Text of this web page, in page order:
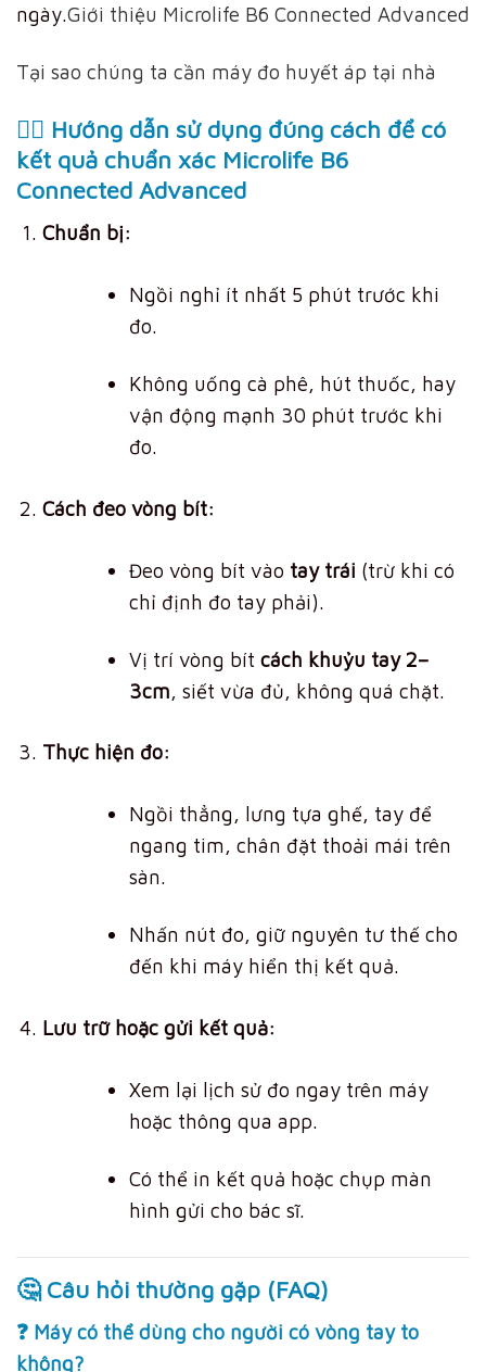
ngày.Giới thiệu Microlife B6 Connected Advanced
Tại sao chúng ta cần máy đo huyết áp tại nhà
🧑‍⚕️ Hướng dẫn sử dụng đúng cách để có
kết quả chuẩn xác Microlife B6
Connected Advanced
Chuẩn bị:
Ngồi nghỉ ít nhất 5 phút trước khi
đo.
Không uống cà phê, hút thuốc, hay
vận động mạnh 30 phút trước khi
đo.
Cách đeo vòng bít:
Đeo vòng bít vào tay trái (trừ khi có
chỉ định đo tay phải).
Vị trí vòng bít cách khuỷu tay 2–
3cm, siết vừa đủ, không quá chặt.
Thực hiện đo:
Ngồi thẳng, lưng tựa ghế, tay để
ngang tim, chân đặt thoải mái trên
sàn.
Nhấn nút đo, giữ nguyên tư thế cho
đến khi máy hiển thị kết quả.
Lưu trữ hoặc gửi kết quả:
Xem lại lịch sử đo ngay trên máy
hoặc thông qua app.
Có thể in kết quả hoặc chụp màn
hình gửi cho bác sĩ.
🤔 Câu hỏi thường gặp (FAQ)
❓ Máy có thể dùng cho người có vòng tay to
không?